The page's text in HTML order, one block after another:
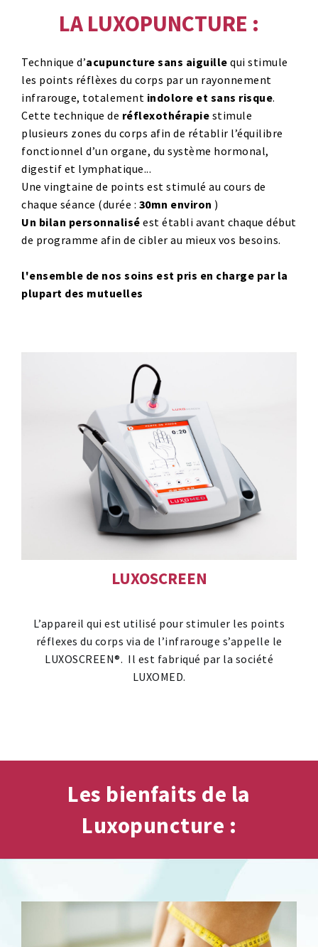
LA LUXOPUNCTURE :
Technique d’acupuncture sans aiguille qui stimule
les points réflèxes du corps par un rayonnement
infrarouge, totalement indolore et sans risque.
Cette technique de réflexothérapie stimule
plusieurs zones du corps afin de rétablir l’équilibre
fonctionnel d’un organe, du système hormonal,
digestif et lymphatique...
Une vingtaine de points est stimulé au cours de
chaque séance (durée : 30mn environ )
Un bilan personnalisé est établi avant chaque début
de programme afin de cibler au mieux vos besoins.
l'ensemble de nos soins est pris en charge par la
plupart des mutuelles
LUXOSCREEN
L’appareil qui est utilisé pour stimuler les points
réflexes du corps via de l’infrarouge s’appelle le
LUXOSCREEN®. Il est fabriqué par la société
LUXOMED.
Les bienfaits de la
Luxopuncture :